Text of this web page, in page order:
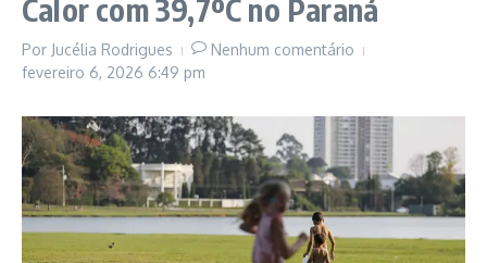
Calor com 39,7ºC no Paraná
Por Jucélia Rodrigues
Nenhum comentário
fevereiro 6, 2026 6:49 pm